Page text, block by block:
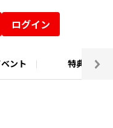
ログイン
ント 特典交換